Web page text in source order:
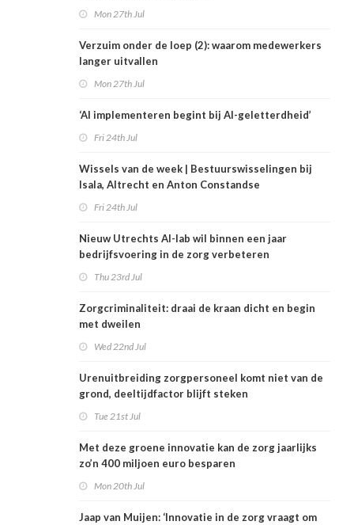
Mon 27th Jul
Verzuim onder de loep (2): waarom medewerkers
langer uitvallen
Mon 27th Jul
‘AI implementeren begint bij AI-geletterdheid’
Fri 24th Jul
Wissels van de week | Bestuurswisselingen bij
Isala, Altrecht en Anton Constandse
Fri 24th Jul
Nieuw Utrechts AI-lab wil binnen een jaar
bedrijfsvoering in de zorg verbeteren
Thu 23rd Jul
Zorgcriminaliteit: draai de kraan dicht en begin
met dweilen
Wed 22nd Jul
Urenuitbreiding zorgpersoneel komt niet van de
grond, deeltijdfactor blijft steken
Tue 21st Jul
Met deze groene innovatie kan de zorg jaarlijks
zo’n 400 miljoen euro besparen
Mon 20th Jul
Jaap van Muijen: ‘Innovatie in de zorg vraagt om